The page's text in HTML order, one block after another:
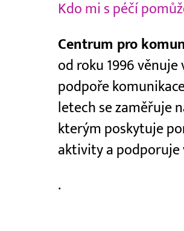
Kdo mi s péčí
Centrum pro
od roku 1996
podpoře
letech se zaměřuje
kterým poskytuje
aktivity a podporuje
.